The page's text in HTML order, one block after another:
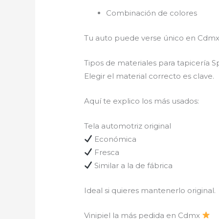
Combinación de colores
Tu auto puede verse único en Cdmx
Tipos de materiales para tapicería
Elegir el material correcto es clave.
Aquí te explico los más usados:
Tela automotriz original
Económica
Fresca
Similar a la de fábrica
Ideal si quieres mantenerlo original.
Vinipiel la más pedida en Cdmx